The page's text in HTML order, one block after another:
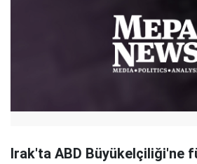
Irak'ta ABD Büyükelçiliği'ne